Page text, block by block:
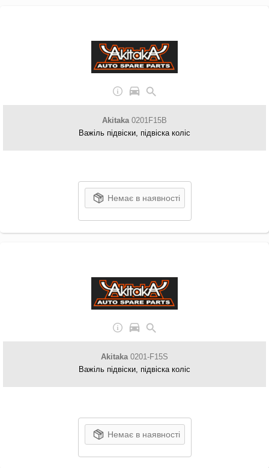
Akitaka0201F15B
Важіль підвіски, підвіска коліс
Немає в наявності
Akitaka0201-F15S
Важіль підвіски, підвіска коліс
Немає в наявності